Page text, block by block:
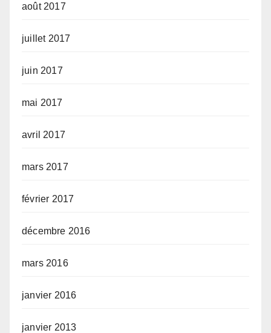
août 2017
juillet 2017
juin 2017
mai 2017
avril 2017
mars 2017
février 2017
décembre 2016
mars 2016
janvier 2016
janvier 2013